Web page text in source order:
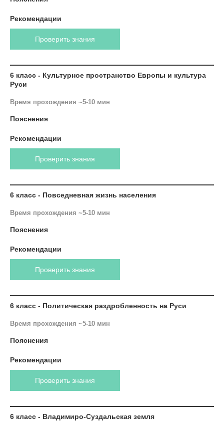
Рекомендации
Проверить знания
6 класс - Культурное пространство Европы и культура
Руси
Время прохождения ~5-10 мин
Пояснения
Рекомендации
Проверить знания
6 класс - Повседневная жизнь населения
Время прохождения ~5-10 мин
Пояснения
Рекомендации
Проверить знания
6 класс - Политическая раздробленность на Руси
Время прохождения ~5-10 мин
Пояснения
Рекомендации
Проверить знания
6 класс - Владимиро-Суздальская земля